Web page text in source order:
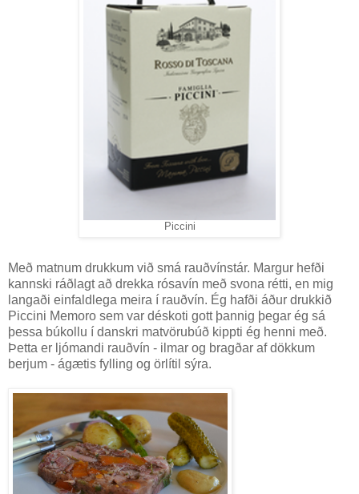
Piccini
Með matnum drukkum við smá rauðvínstár. Margur hefði
kannski ráðlagt að drekka rósavín með svona rétti, en mig
langaði einfaldlega meira í rauðvín. Ég hafði áður drukkið
Piccini Memoro sem var déskoti gott þannig þegar ég sá
þessa búkollu í danskri matvörubúð kippti ég henni með.
Þetta er ljómandi rauðvín - ilmar og bragðar af dökkum
berjum - ágætis fylling og örlítil sýra.